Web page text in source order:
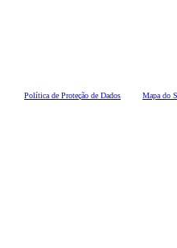
Política de Proteção de Dados Mapa do